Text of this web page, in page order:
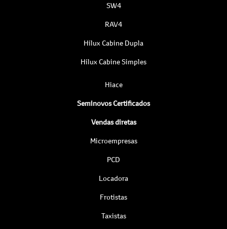
SW4
RAV4
Hilux Cabine Dupla
Hilux Cabine Simples
Hiace
Seminovos Certificados
Vendas diretas
Microempresas
PCD
Locadora
Frotistas
Taxistas